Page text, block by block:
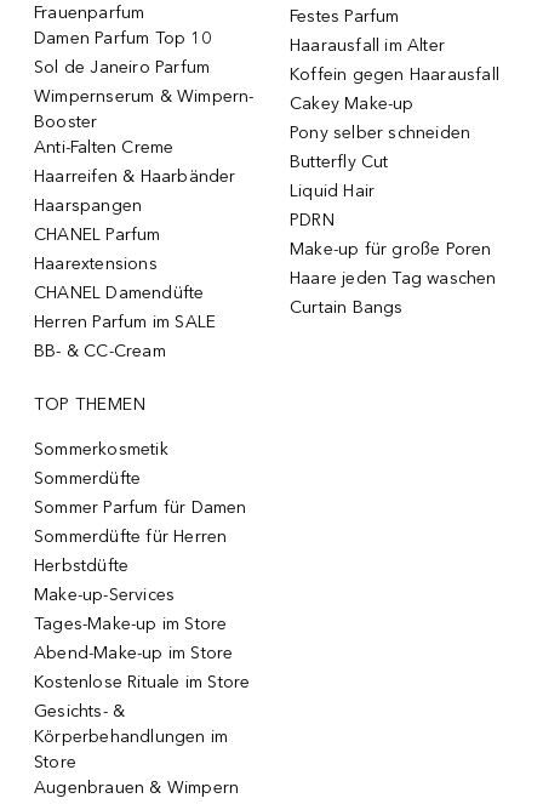
Frauenparfum
Damen Parfum Top 10
Sol de Janeiro Parfum
Wimpernserum & Wimpern-
Booster
Anti-Falten Creme
Haarreifen & Haarbänder
Haarspangen
CHANEL Parfum
Haarextensions
CHANEL Damendüfte
Herren Parfum im SALE
BB- & CC-Cream
Festes Parfum
Haarausfall im Alter
Koffein gegen Haarausfall
Cakey Make-up
Pony selber schneiden
Butterfly Cut
Liquid Hair
PDRN
Make-up für große Poren
Haare jeden Tag waschen
Curtain Bangs
TOP THEMEN
Sommerkosmetik
Sommerdüfte
Sommer Parfum für Damen
Sommerdüfte für Herren
Herbstdüfte
Make-up-Services
Tages-Make-up im Store
Abend-Make-up im Store
Kostenlose Rituale im Store
Gesichts- &
Körperbehandlungen im
Store
Augenbrauen & Wimpern